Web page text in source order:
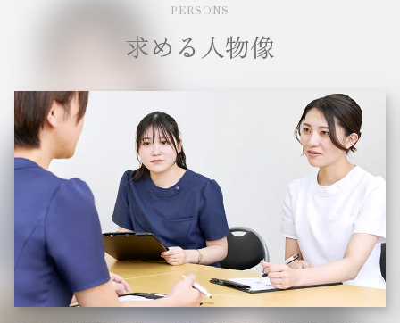
PERSONS
求める人物像